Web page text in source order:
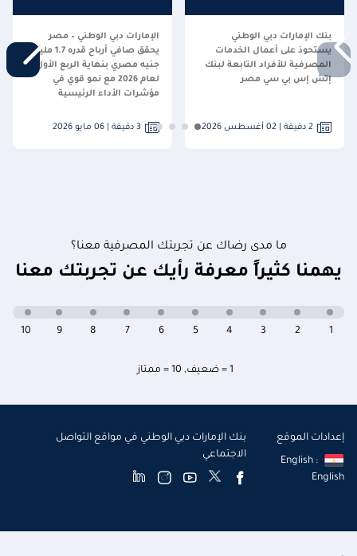
بنك الإمارات دبي الوطني
يستحوذ على أعمال الخدمات
المصرفية للأفراد التابعة لبنك
إتش إس بي سي مصر
2 دقيقة | 02 أغسطس 2026
الإمارات دبي الوطني – مصر
يحقق صافي أرباح قدره 1.7 مليار
جنيه مصري بنهاية الربع الأول
لعام 2026 مع نمو قوي في
مؤشرات الأداء الرئيسية
3 دقيقة | 06 مايو 2026
ما مدى رضاك عن تجربتك المصرفية معنا؟
يهمنا كثيراً معرفة رأيك عن تجربتك معنا
1 = ضعيف , 10 = ممتاز
10 9 8 7 6 5 4 3 2 1
إعدادات الموقع
English :
English
بنك الإمارات دبي الوطني في مواقع التواصل
الاجتماعي